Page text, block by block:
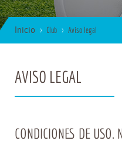
Inicio Club Aviso legal
AVISO LEGAL
CONDICIONES DE USO.